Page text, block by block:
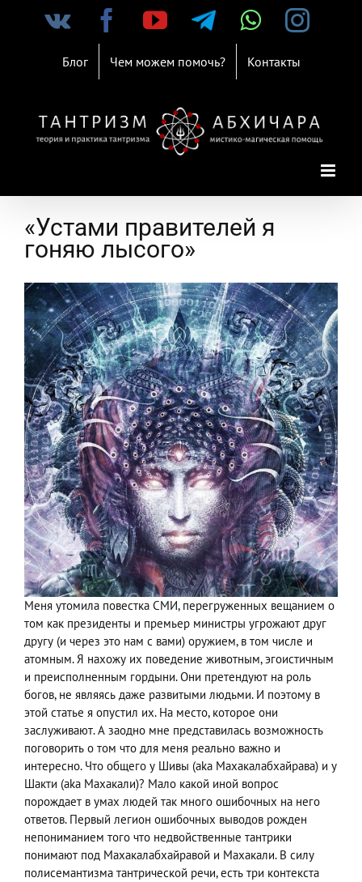
Vk Facebook
YouTube
Telegram
Блог Чем можем помочь? Контакты
«Устами правителей я
гоняю лысого»
Меня утомила повестка СМИ, перегруженных вещанием о
том как президенты и премьер министры угрожают друг
другу (и через это нам с вами) оружием, в том числе и
атомным. Я нахожу их поведение животным, эгоистичным
и преисполненным гордыни. Они претендуют на роль
богов, не являясь даже развитыми людьми. И поэтому в
этой статье я опустил их. На место, которое они
заслуживают. А заодно мне представилась возможность
поговорить о том что для меня реально важно и
интересно. Что общего у Шивы (aka Махакалабхайрава) и у
Шакти (aka Махакали)? Мало какой иной вопрос
порождает в умах людей так много ошибочных на него
ответов. Первый легион ошибочных выводов рожден
непониманием того что недвойственные тантрики
понимают под Махакалабхайравой и Махакали. В силу
полисемантизма тантрической речи, есть три контекста